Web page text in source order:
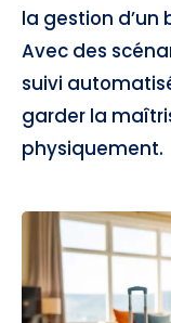
la gestion d’un
Avec des
suivi
garder la
physiquement.